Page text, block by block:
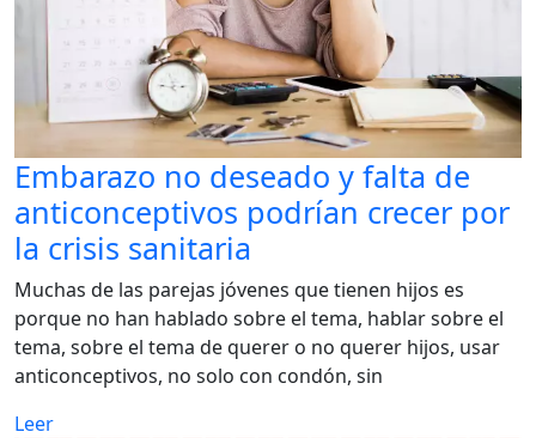
Embarazo no deseado y falta de
anticonceptivos podrían crecer por
la crisis sanitaria
Muchas de las parejas jóvenes que tienen hijos es
porque no han hablado sobre el tema, hablar sobre el
tema, sobre el tema de querer o no querer hijos, usar
anticonceptivos, no solo con condón, sin
Leer